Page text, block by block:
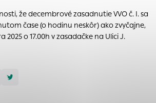
že decembrové zasadnutie VVO č. I. sa
čase (o hodinu neskôr) ako zvyčajne,
2025 o 17.00h v zasadačke na Ulici J.
prihlásenie alebo aby sa uložila Vaša
cookies, ktorú chcete povoliť
sú pre prevádzku nevyhnutné a